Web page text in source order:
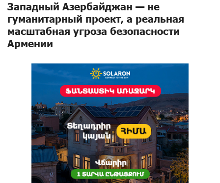
Западный Азербайджан — не
гуманитарный проект, а реальная
масштабная угроза безопасности
Армении